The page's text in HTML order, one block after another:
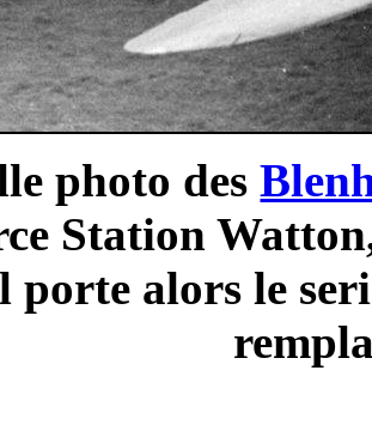
photo des
Station
porte alors le